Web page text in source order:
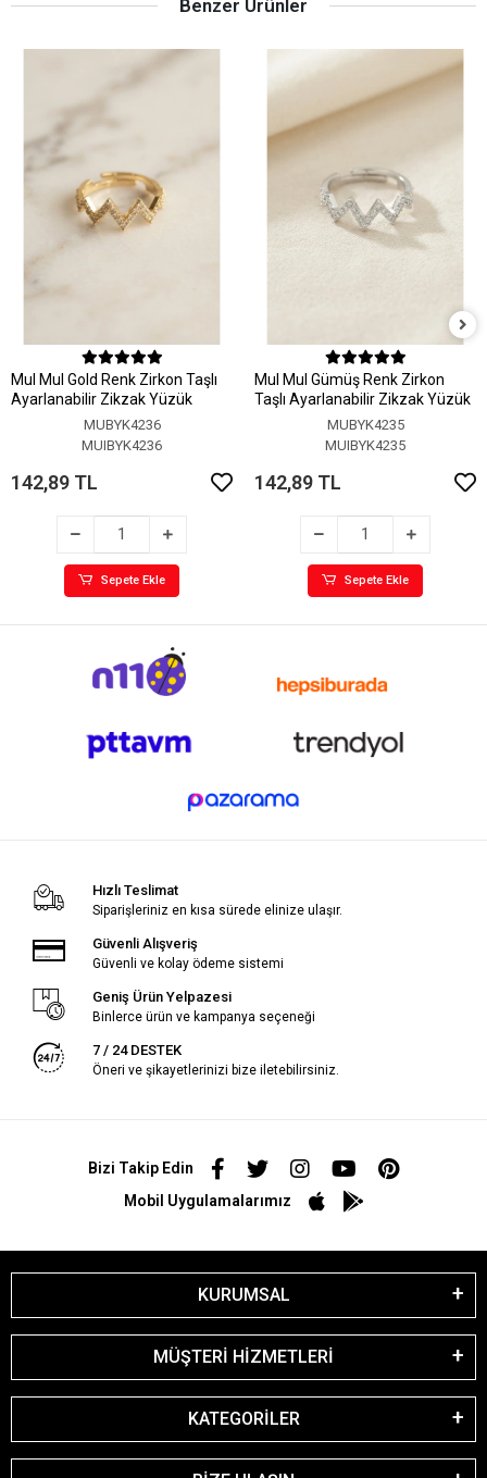
Benzer Ürünler
MuI MuI Gold Renk Zirkon Taşlı
Ayarlanabilir Zikzak Yüzük
MUBYK4236
MUIBYK4236
142,89 TL
Sepete Ekle
MuI MuI Gümüş Renk Zirkon
Taşlı Ayarlanabilir Zikzak Yüzük
MUBYK4235
MUIBYK4235
142,89 TL
Sepete Ekle
Hızlı Teslimat
Siparişleriniz en kısa sürede elinize ulaşır.
Güvenli Alışveriş
Güvenli ve kolay ödeme sistemi
Geniş Ürün Yelpazesi
Binlerce ürün ve kampanya seçeneği
7 / 24 DESTEK
Öneri ve şikayetlerinizi bize iletebilirsiniz.
Bizi Takip Edin
Mobil Uygulamalarımız
KURUMSAL
MÜŞTERİ HİZMETLERİ
KATEGORİLER